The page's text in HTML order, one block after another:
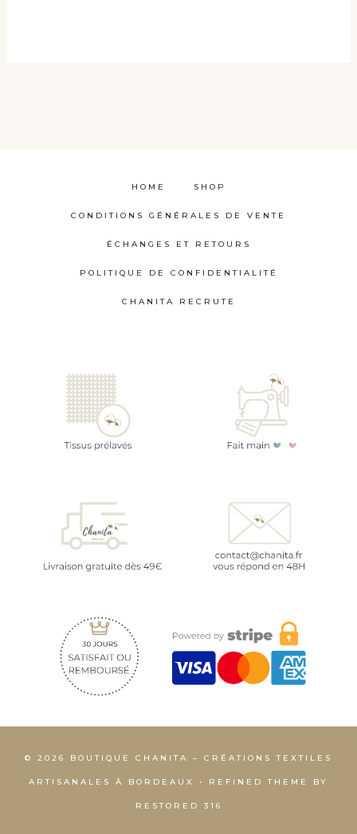
HOME SHOP
CONDITIONS GÉNÉRALES DE VENTE
ÉCHANGES ET RETOURS
POLITIQUE DE CONFIDENTIALITÉ
CHANITA RECRUTE
© 2026 BOUTIQUE CHANITA – CRÉATIONS TEXTILES
ARTISANALES À BORDEAUX • REFINED THEME BY
RESTORED 316